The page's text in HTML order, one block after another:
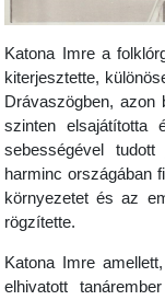
Katona Imre a
kiterjesztette,
Drávaszögben,
szinten elsajátította
sebességével
harminc országában
környezetet és az
rögzítette.
Katona Imre
elhivatott